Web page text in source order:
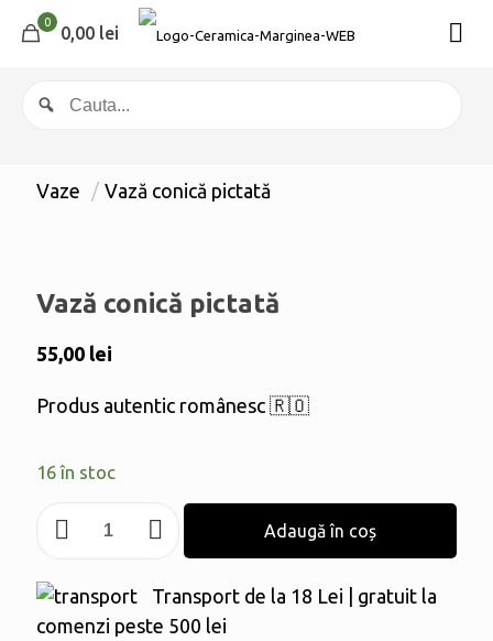
0
0,00 lei
Vaze / Vază conică pictată
Vază conică pictată
55,00 lei
Produs autentic românesc 🇷🇴
16 în stoc
Cantitate
Vază
pictată
Adaugă în coș
Transport de la 18 Lei | gratuit la
comenzi peste 500 lei